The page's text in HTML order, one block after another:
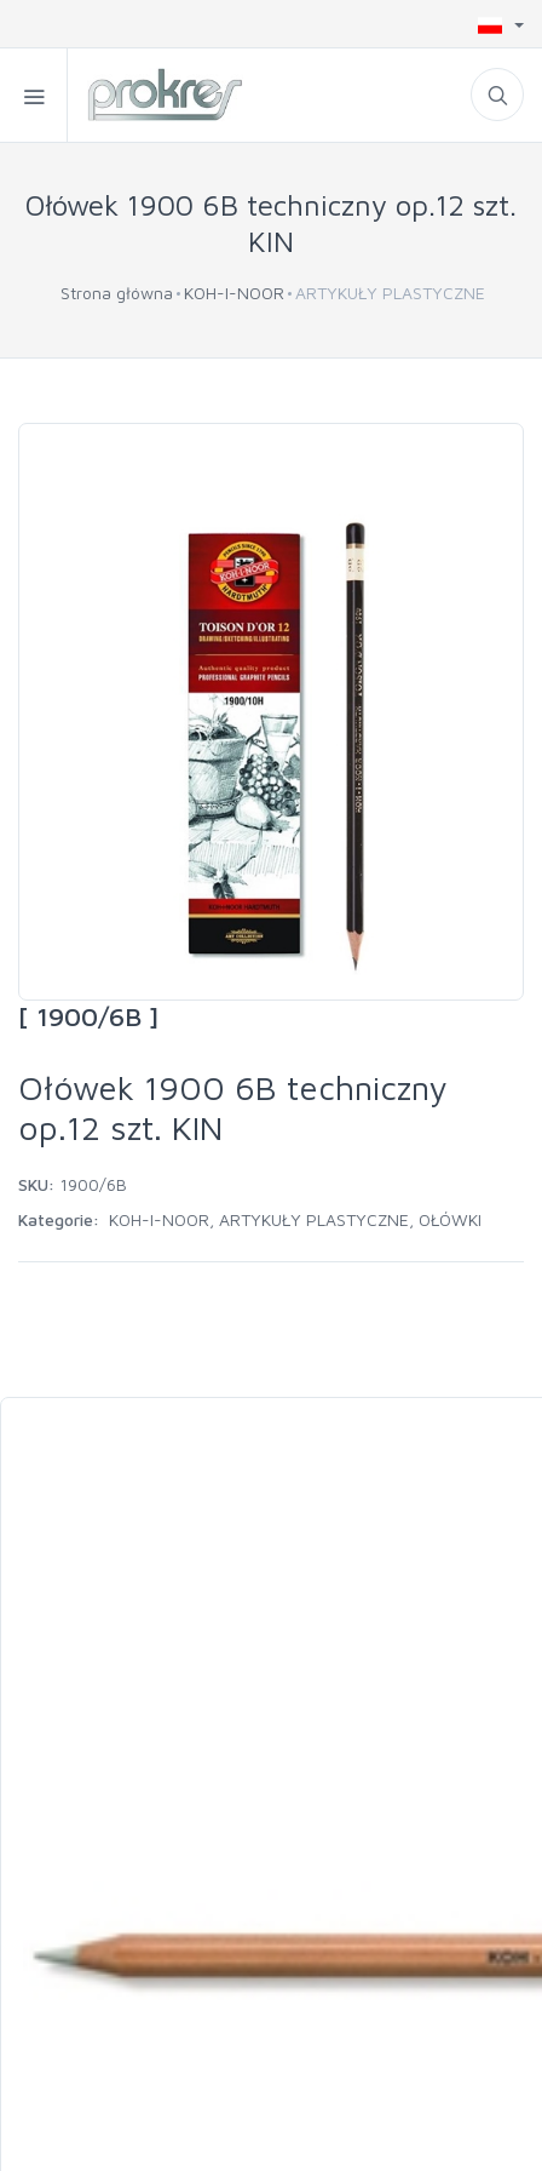
Ołówek 1900 6B techniczny op.12 szt.
KIN
Strona główna KOH-I-NOOR ARTYKUŁY PLASTYCZNE
[ 1900/6B ]
Ołówek 1900 6B techniczny
op.12 szt. KIN
SKU: 1900/6B
Kategorie:
KOH-I-NOOR ARTYKUŁY PLASTYCZNE OŁÓWKI